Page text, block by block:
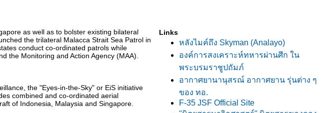
as well as to bolster existing bilateral
the trilateral Malacca Strait Sea Patrol in
conduct co-ordinated patrols while
the Monitoring and Action Agency (MAA).
the "Eyes-in-the-Sky" or EiS initiative
combined and co-ordinated aerial
of Indonesia, Malaysia and Singapore.
Links
หลังไมค์ถึง Skyman (Analayo)
องค์การสงเคราะห์ทหารผ่านศึก ใน
พระบรมราชูปถัมภ์
อากาศยานานุสรณ์ อากาศยาน รุ่นต่าง ๆ
ของ ทอ.
F-35 JSF Official Site